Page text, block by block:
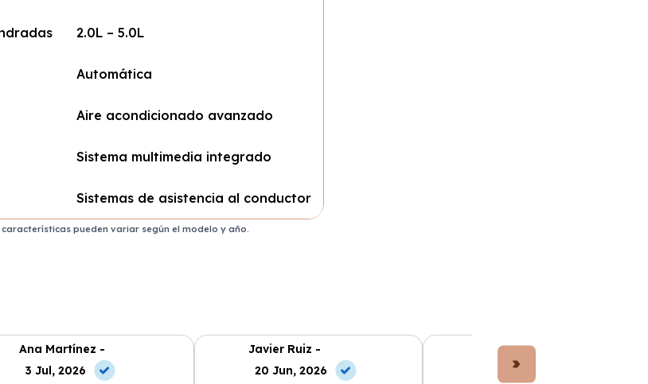
2.0L – 5.0L
Automática
Aire acondicionado avanzado
Sistema multimedia integrado
Sistemas de asistencia al conductor
características pueden variar según el modelo y año.
Ana Martínez -
3 Jul, 2026
Javier Ruiz -
20 Jun, 2026
Lucía Fernández -
10 Jun, 2026